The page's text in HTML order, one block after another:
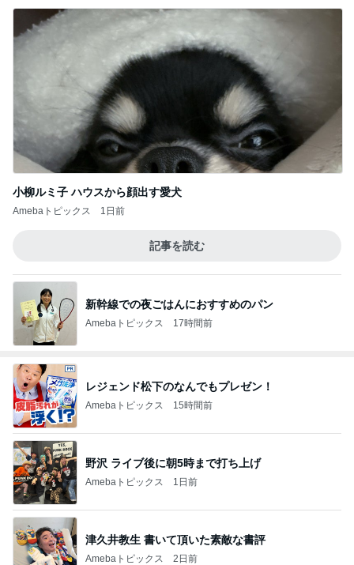
小柳ルミ子 ハウスから顔出す愛犬
Amebaトピックス 1日前
記事を読む
新幹線での夜ごはんにおすすめのパン
Amebaトピックス 17時間前
レジェンド松下のなんでもプレゼン！
Amebaトピックス 15時間前
野沢 ライブ後に朝5時まで打ち上げ
Amebaトピックス 1日前
津久井教生 書いて頂いた素敵な書評
Amebaトピックス 2日前